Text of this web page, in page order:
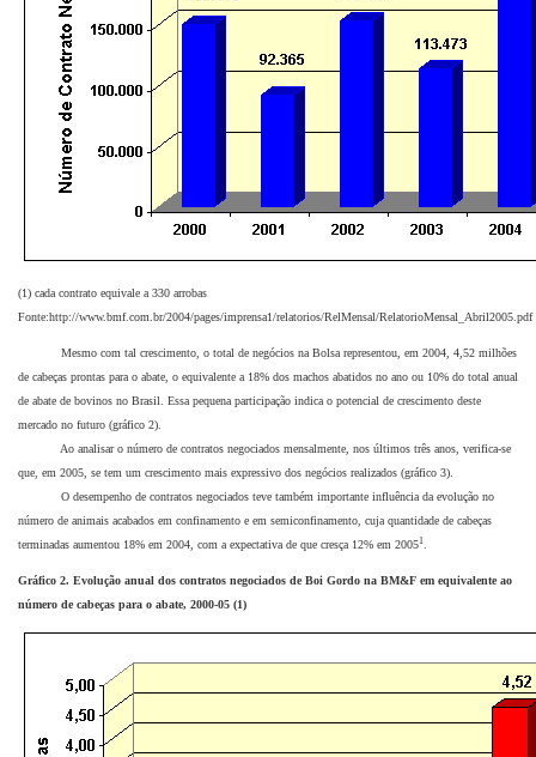
(1) cada contrato equivale a 330 arrobas
Fonte:http://www.bmf.com.br/2004/pages/imprensa1/relatorios/RelMensal/
Mesmo com tal crescimento, o total de negócios na Bolsa representou, em 2004, 4,52 milhões
de cabeças prontas para o abate, o equivalente a 18% dos machos abatidos no ano ou 10% do total anual
de abate de bovinos no Brasil. Essa pequena participação indica o potencial de crescimento deste
mercado no futuro (gráfico 2).
Ao analisar o número de contratos negociados mensalmente, nos últimos três anos, verifica-se
que, em 2005, se tem um crescimento mais expressivo dos negócios realizados (gráfico 3).
O desempenho de contratos negociados teve também importante influência da evolução no
número de animais acabados em confinamento e em semiconfinamento, cuja quantidade de cabeças
terminadas aumentou 18% em 2004, com a expectativa de que cresça 12% em 20051
Gráfico 2. Evolução anual dos contratos negociados de Boi Gordo na BM&F em equivalente ao
número de cabeças para o abate, 2000-05 (1)